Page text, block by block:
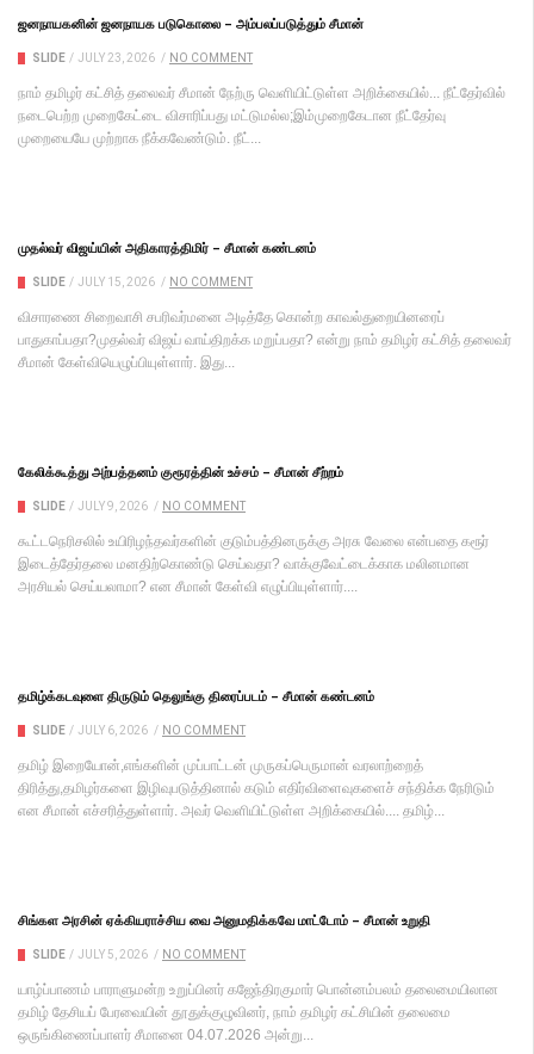
ஜனநாயகனின் ஜனநாயக படுகொலை – அம்பலப்படுத்தும் சீமான்
SLIDE / JULY 23, 2026 / NO COMMENT
நாம் தமிழர் கட்சித் தலைவர் சீமான் நேற்ரு வெளியிட்டுள்ள அறிக்கையில்... நீட்தேர்வில்
நடைபெற்ற முறைகேட்டை விசாரிப்பது மட்டுமல்ல;இம்முறைகேடான நீட்தேர்வு
முறையையே முற்றாக நீக்கவேண்டும். நீட்...
முதல்வர் விஜய்யின் அதிகாரத்திமிர் – சீமான் கண்டனம்
SLIDE / JULY 15, 2026 / NO COMMENT
விசாரணை சிறைவாசி சபரிவர்மனை அடித்தே கொன்ற காவல்துறையினரைப்
பாதுகாப்பதா?முதல்வர் விஜய் வாய்திறக்க மறுப்பதா? என்று நாம் தமிழர் கட்சித் தலைவர்
சீமான் கேள்வியெழுப்பியுள்ளார். இது...
கேலிக்கூத்து அற்பத்தனம் குரூரத்தின் உச்சம் – சீமான் சீற்றம்
SLIDE / JULY 9, 2026 / NO COMMENT
கூட்டநெரிசலில் உயிரிழந்தவர்களின் குடும்பத்தினருக்கு அரசு வேலை என்பதை கரூர்
இடைத்தேர்தலை மனதிற்கொண்டு செய்வதா? வாக்குவேட்டைக்காக மலினமான
அரசியல் செய்யலாமா? என சீமான் கேள்வி எழுப்பியுள்ளார்....
தமிழ்க்கடவுளை திருடும் தெலுங்கு திரைப்படம் – சீமான் கண்டனம்
SLIDE / JULY 6, 2026 / NO COMMENT
தமிழ் இறையோன்,எங்களின் முப்பாட்டன் முருகப்பெருமான் வரலாற்றைத்
திரித்து,தமிழர்களை இழிவுபடுத்தினால் கடும் எதிர்விளைவுகளைச் சந்திக்க நேரிடும்
என சீமான் எச்சரித்துள்ளார். அவர் வெளியிட்டுள்ள அறிக்கையில்.... தமிழ்...
சிங்கள அரசின் ஏக்கியராச்சிய வை அனுமதிக்கவே மாட்டோம் – சீமான் உறுதி
SLIDE / JULY 5, 2026 / NO COMMENT
யாழ்ப்பாணம் பாராளுமன்ற உறுப்பினர் கஜேந்திரகுமார் பொன்னம்பலம் தலைமையிலான
தமிழ் தேசியப் பேரவையின் தூதுக்குழுவினர், நாம் தமிழர் கட்சியின் தலைமை
ஒருங்கிணைப்பாளர் சீமானை 04.07.2026 அன்று...